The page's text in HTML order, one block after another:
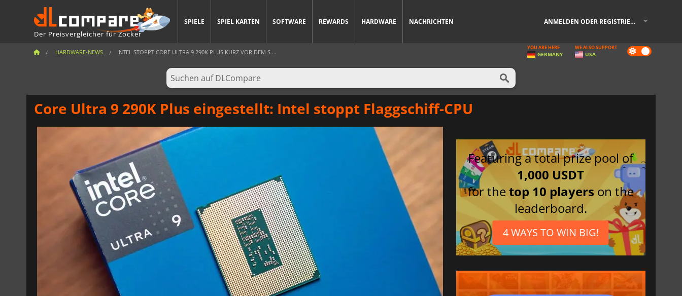
Der Preisvergleicher für Zocker
SPIELE SPIEL KARTEN SOFTWARE REWARDS HARDWARE NACHRICHTEN ANMELDEN ODER REGISTRIEREN
HARDWARE-NEWS INTEL STOPPT CORE ULTRA 9 290K PLUS KURZ VOR DEM S ... Dark
mode
YOU ARE HERE
GERMANY
WE ALSO SUPPORT
USA
Core Ultra 9 290K Plus eingestellt: Intel stoppt Flaggschiff-CPU
Featuring a total prize pool of
1,000 USDT
for thetop 10 players on the
leaderboard.
4 WAYS TO WIN BIG!